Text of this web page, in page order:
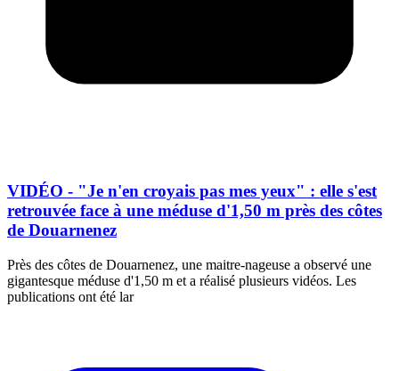
VIDÉO - "Je n'en croyais pas mes yeux" : elle s'est
retrouvée face à une méduse d'1,50 m près des côtes
de Douarnenez
Près des côtes de Douarnenez, une maitre-nageuse a observé une
gigantesque méduse d'1,50 m et a réalisé plusieurs vidéos. Les
publications ont été lar